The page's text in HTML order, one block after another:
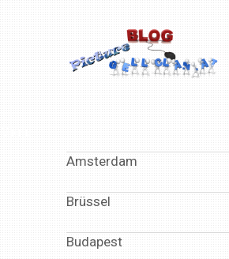
Amsterdam
Brüssel
Budapest